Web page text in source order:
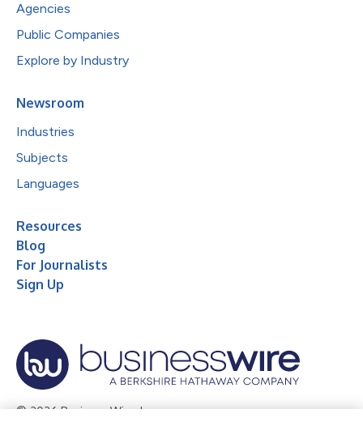
Agencies
Public Companies
Explore by Industry
Newsroom
Industries
Subjects
Languages
Resources
Blog
For Journalists
Sign Up
© 2026 Business Wire, Inc.